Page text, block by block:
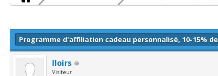
Programme d'affiliation cadeau personnalisé, 10-15%
lloirs
Visiteur